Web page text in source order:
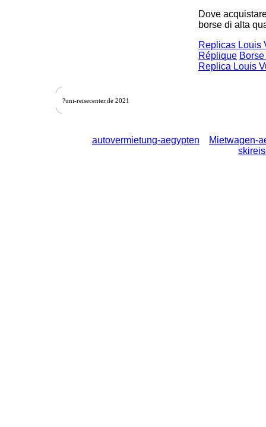
Dove
borse di alta
Replicas Louis
Réplique
Replica Louis
?uni-reisecenter.de 2021
autovermietung-aegypten
Mietwagen-